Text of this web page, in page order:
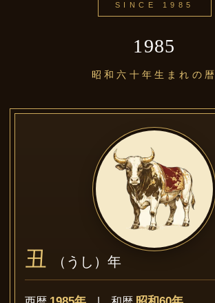
SINCE 1985
1985
昭和六十年生まれの暦
丑 （うし）年